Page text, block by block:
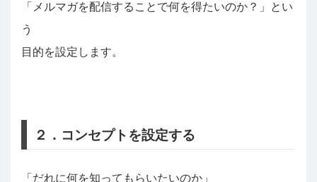
「メルマガを配信することで何を得たいのか？」とい
う
目的を設定します。
２．コンセプトを設定する
「だれに何を知ってもらいたいのか」